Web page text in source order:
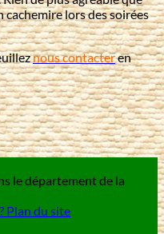
cachemire lors des soirées
nous contacteren
le département de la
Plan du site